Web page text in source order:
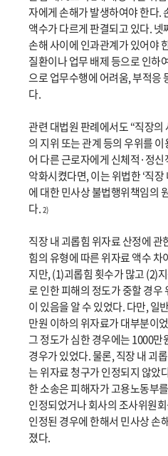
자에게 손해가 발생하여야 한다.
액수가 다르게 판결되고 있다.
손해 사이에 인과관계가 있어야
질환이나 업무 배제 등으로 인하
으로 업무수행에 어려움, 부적응
다.
관련 대법원 판례에서도 “직장
의 지위 또는 관계 등의 우위를
어 다른 근로자에게 신체적·정
악화시켰다면, 이는 위법한 ‘직
에 대한 민사상 불법행위책임의
다. 2)
직장 내 괴롭힘 위자료 산정에
힘의 유형에 따른 위자료 액수 차
지만, (1)괴롭힘 횟수가 많고 (2)
로 인한 피해의 정도가 중할 경
이 있음을 알 수 있었다. 다만, 일
만원 이하의 위자료가 대부분이
그 정도가 심한 경우에는 1000
경우가 있었다. 물론, 직장 내 괴
는 위자료 청구가 인정되지 않았
한 소송은 피해자가 고용노동부
인정되었거나 회사의 조사위원
인정된 경우에 한해서 민사상 손
졌다.